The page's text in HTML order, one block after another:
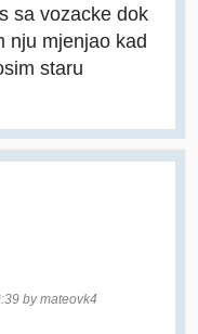
sa vozacke dok
nju mjenjao kad
staru
by mateovk4